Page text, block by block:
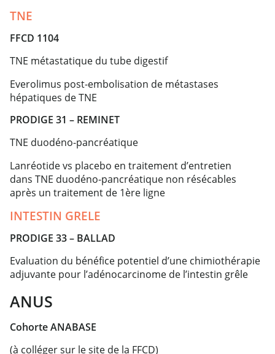
TNE
FFCD 1104
TNE métastatique du tube digestif
Everolimus post-embolisation de métastases
hépatiques de TNE
PRODIGE 31 – REMINET
TNE duodéno-pancréatique
Lanréotide vs placebo en traitement d’entretien
dans TNE duodéno-pancréatique non résécables
après un traitement de 1ère ligne
INTESTIN GRELE
PRODIGE 33 – BALLAD
Evaluation du bénéfice potentiel d’une chimiothérapie
adjuvante pour l’adénocarcinome de l’intestin grêle
ANUS
Cohorte ANABASE
(à colléger sur le site de la FFCD)